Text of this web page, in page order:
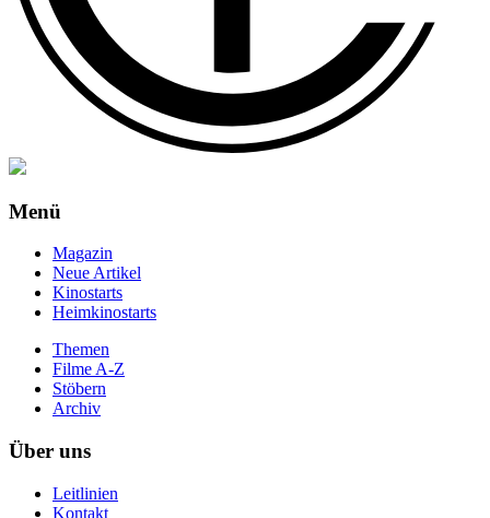
Menü
Magazin
Neue Artikel
Kinostarts
Heimkinostarts
Themen
Filme A-Z
Stöbern
Archiv
Über uns
Leitlinien
Kontakt